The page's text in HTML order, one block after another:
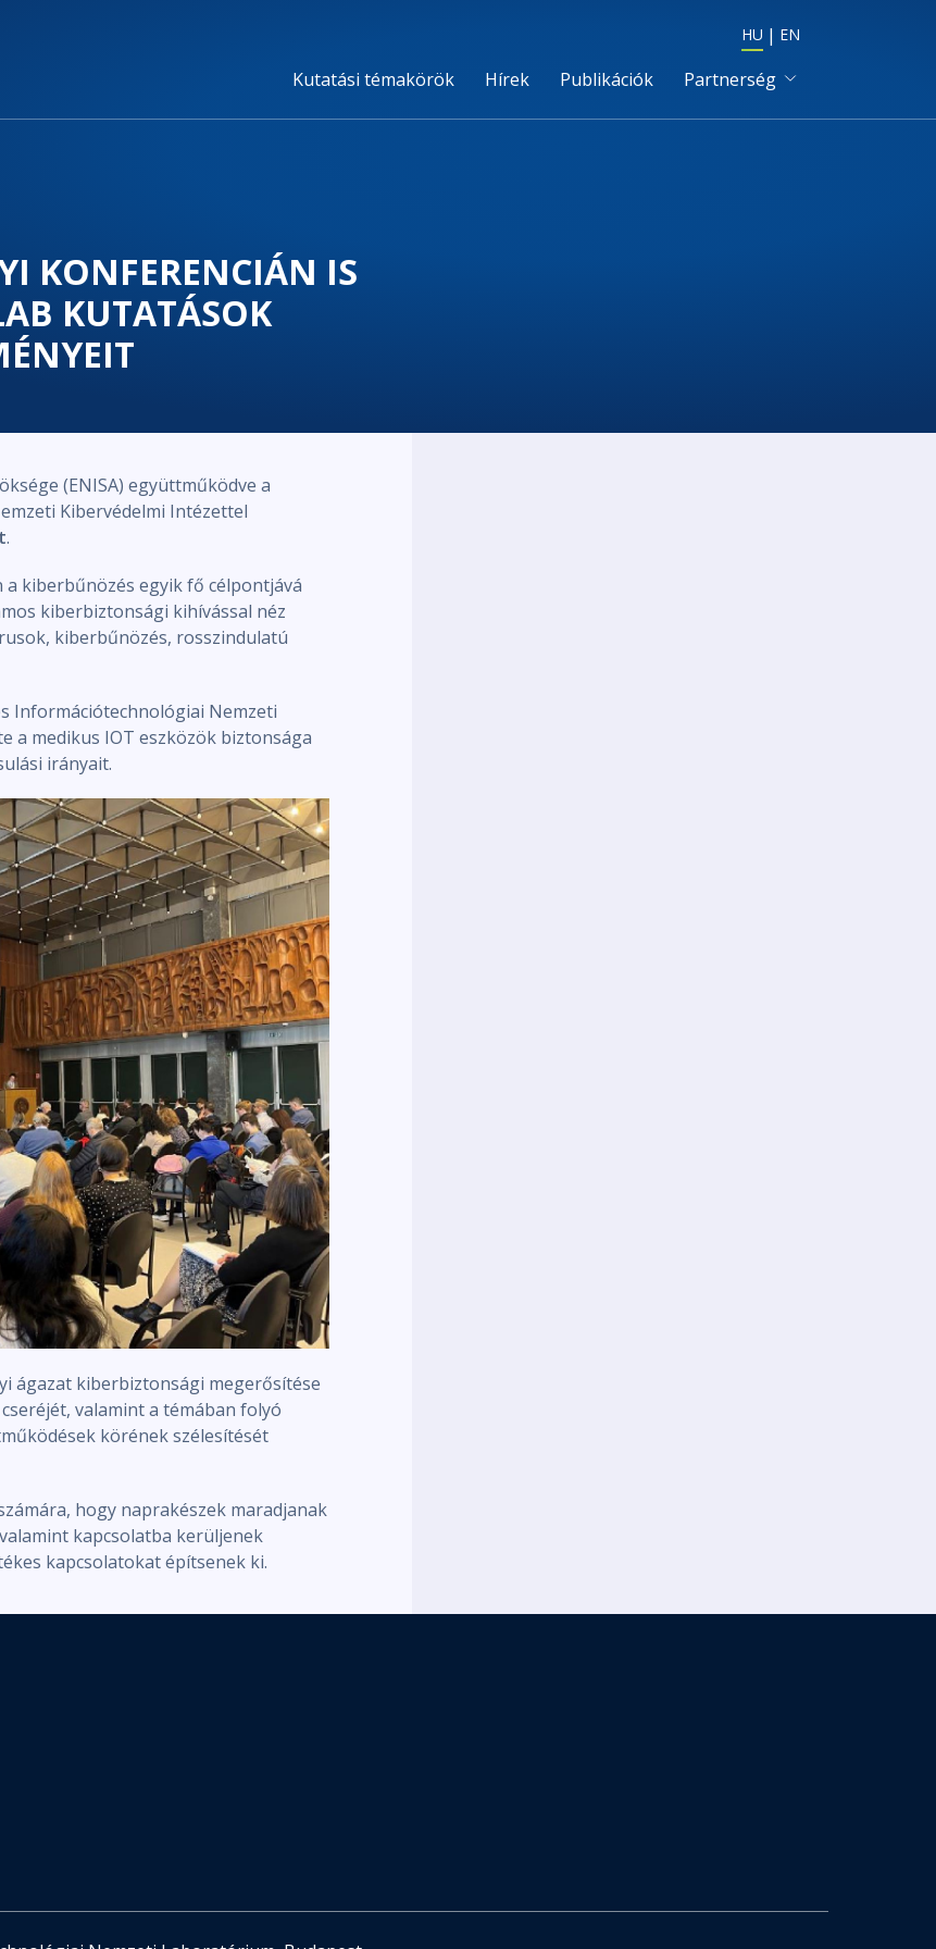
HU EN
Kutatási témakörök Hírek Publikációk Partnerség
KONFERENCIÁN IS
KUTATÁSOK
(ENISA) együttműködve a
Kibervédelmi Intézettel
.
kiberbűnözés egyik fő célpontjává
kiberbiztonsági kihívással néz
kiberbűnözés, rosszindulatú
Információtechnológiai Nemzeti
a medikus IOT eszközök biztonsága
irányait.
ágazat kiberbiztonsági megerősítése
valamint a témában folyó
körének szélesítését
hogy naprakészek maradjanak
kapcsolatba kerüljenek
kapcsolatokat építsenek ki.